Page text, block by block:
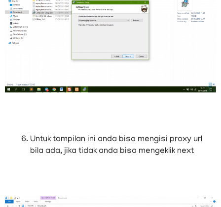
Untuk tampilan ini anda bisa mengisi proxy url
bila ada, jika tidak anda bisa mengeklik next